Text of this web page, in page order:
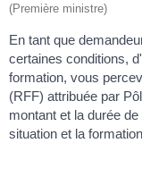
(Première ministre)
En tant que
certaines conditions,
formation, vous
(RFF) attribuée par
montant et la durée
situation et la